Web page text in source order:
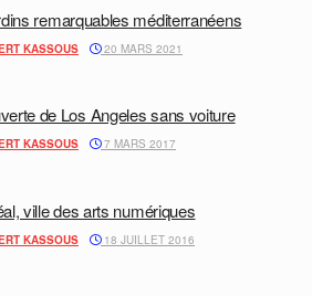
remarquables méditerranéens
KASSOUS 20 MARS 2021
de Los Angeles sans voiture
KASSOUS 7 MARS 2017
ville des arts numériques
KASSOUS 18 JUILLET 2016